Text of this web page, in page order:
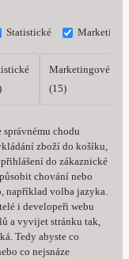
Statistické
Marketingové
(15)
chodu
zboží do košíku,
do zákaznické
chování nebo
například volba jazyka.
i developeři webu
a vyvijet stránku tak,
Tedy abyste co
co nejsnáze